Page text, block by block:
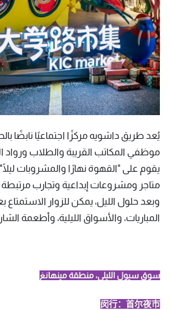
يُعد طريق داشويه مركزًا اجتماعيًا نابضًا
موظفي المكاتب القريبة والطلاب ورواد
يقوم على "القهوة نهارًا والمشروبات
متاجر ومشروعات إبداعية وتجارب مرتبطة
وبعد حلول الليل، يمكن للزوار
المباريات، والأسواق الليلية، وأطعمة
سوق سيول الليلي، منطقة مينهانغ
闵行：首尔夜市